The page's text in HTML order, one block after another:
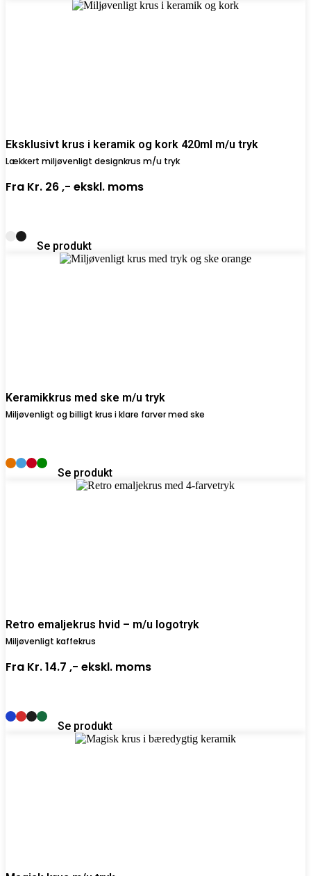
Eksklusivt krus i keramik og kork 420ml m/u tryk
Lækkert miljøvenligt designkrus m/u tryk
Fra Kr. 26 ,- ekskl. moms
Se produkt
Keramikkrus med ske m/u tryk
Miljøvenligt og billigt krus i klare farver med ske
Se produkt
Retro emaljekrus hvid – m/u logotryk
Miljøvenligt kaffekrus
Fra Kr. 14.7 ,- ekskl. moms
Se produkt